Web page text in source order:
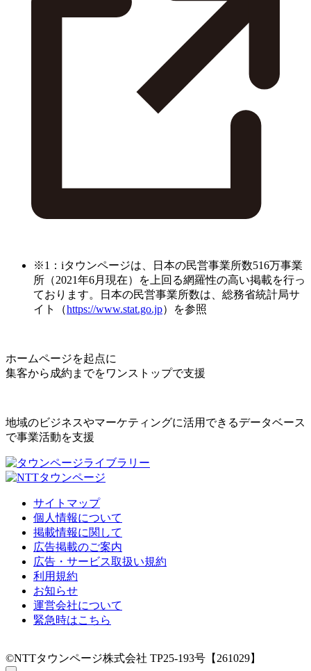
※1：iタウンページは、日本の民営事業所数516万事業
所（2021年6月現在）を上回る網羅性の高い掲載を行っ
ております。日本の民営事業所数は、総務省統計局サ
イト（https://www.stat.go.jp）を参照
ホームページを起点に
集客から成約までをワンストップで支援
地域のビジネスやマーケティングに活用できるデータベース
で事業活動を支援
サイトマップ
個人情報について
掲載情報に関して
広告掲載のご案内
広告・サービス取扱い規約
利用規約
お知らせ
運営会社について
緊急時はこちら
©NTTタウンページ株式会社 TP25-193号【261029】